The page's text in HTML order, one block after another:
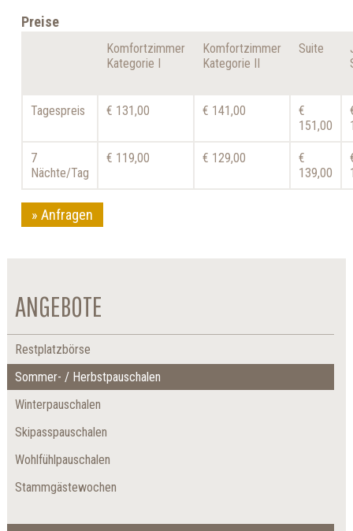
Preise
Komfortzimmer
Kategorie I
Komfortzimmer
Kategorie II
Suite
Tagespreis € 131,00 € 141,00
€
151,00
7
Nächte/Tag
€ 119,00 € 129,00
€
139,00
Anfragen
ANGEBOTE
Restplatzbörse
Sommer- / Herbstpauschalen
Winterpauschalen
Skipasspauschalen
Wohlfühlpauschalen
Stammgästewochen